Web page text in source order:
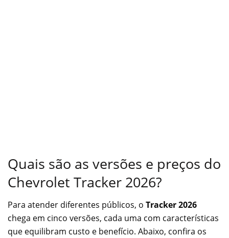
Quais são as versões e preços do
Chevrolet Tracker 2026?
Para atender diferentes públicos, o Tracker 2026
chega em cinco versões, cada uma com características
que equilibram custo e benefício. Abaixo, confira os